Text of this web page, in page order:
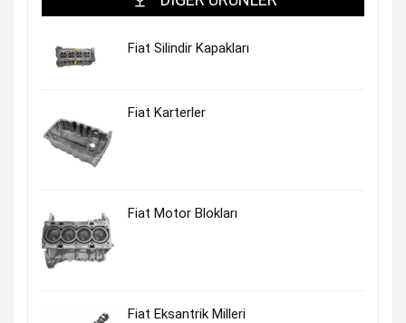
Fiat Silindir Kapakları
Fiat Karterler
Fiat Motor Blokları
Fiat Eksantrik Milleri